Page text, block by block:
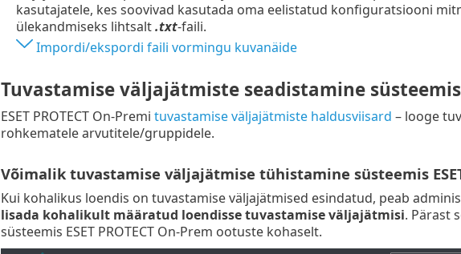
kasutajatele, kes soovivad kasutada oma eelistatud konfiguratsiooni
ülekandmiseks lihtsalt.txt-faili.
Impordi/ekspordi faili vormingu kuvanäide
Tuvastamise väljajätmiste seadistamine süsteemis
ESET PROTECT On-Premi tuvastamise väljajätmiste haldusviisard – looge
rohkematele arvutitele/gruppidele.
Võimalik tuvastamise väljajätmise tühistamine süsteemis ESET
Kui kohalikus loendis on tuvastamise väljajätmised esindatud, peab
lisada kohalikult määratud loendisse tuvastamise väljajätmisi. Pärast
süsteemis ESET PROTECT On-Prem ootuste kohaselt.